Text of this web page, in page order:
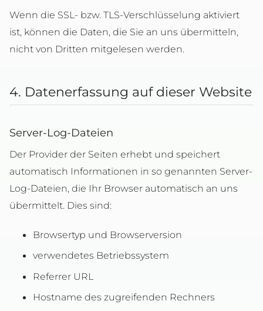
Wenn die SSL- bzw. TLS-Verschlüsselung aktiviert
ist, können die Daten, die Sie an uns übermitteln,
nicht von Dritten mitgelesen werden.
4. Datenerfassung auf dieser Website
Server-Log-Dateien
Der Provider der Seiten erhebt und speichert
automatisch Informationen in so genannten Server-
Log-Dateien, die Ihr Browser automatisch an uns
übermittelt. Dies sind:
Browsertyp und Browserversion
verwendetes Betriebssystem
Referrer URL
Hostname des zugreifenden Rechners